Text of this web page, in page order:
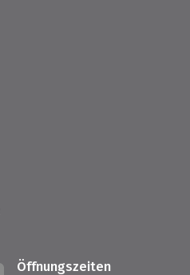
Öffnungszeiten